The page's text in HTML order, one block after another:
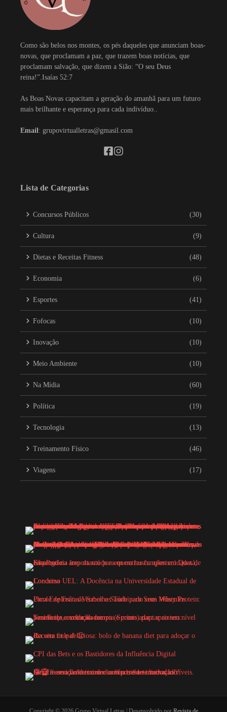
Como são belos nos montes, os pés daqueles que anunciam boas-
novas, que proclamam a paz, que trazem boas notícias, que
proclamam salvação, que dizem a Sião: “O seu Deus
reina!”.Isaías 52:7
As Boas Novas capacitam a geração do amanhã para um futuro
mais brilhante e esperança para cada indivíduo..
Email: grupovirtualletras@gmasil.com
Lista de Categorias
Concursos Públicos (30)
Cultura (9)
Dietas e Receitas Fitness (48)
Economia (6)
Esportes (41)
Fofocas (10)
Inovação (10)
Meio Ambiente (10)
Na Mídia (60)
Política (19)
Tecnologia (13)
Treinamento Físico (46)
Viagens (17)